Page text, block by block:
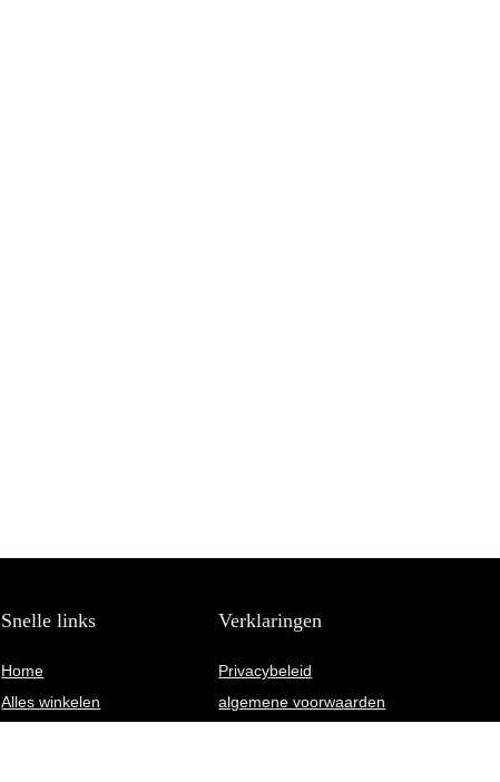
Snelle links
Home
Alles winkelen
Verklaringen
Privacybeleid
algemene voorwaarden